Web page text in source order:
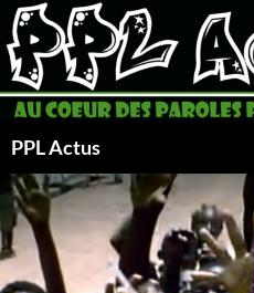
Aller
au
contenu
PPL Actus